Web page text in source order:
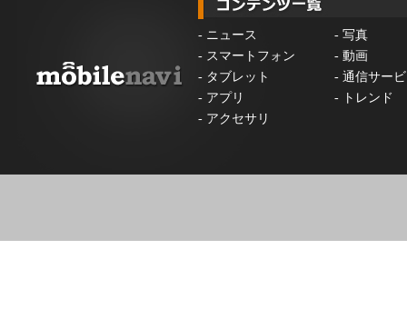
- ニュース - 写真
- スマートフォン - 動画
- タブレット - 通信サー
- アプリ -
トレンド
- アクセサリ